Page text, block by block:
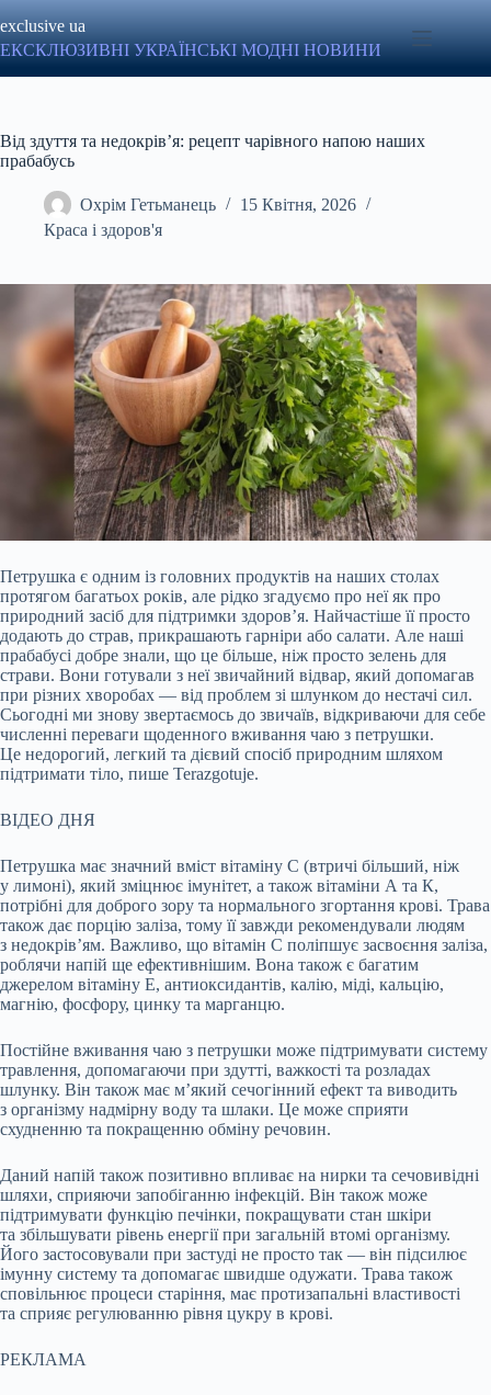
до
вмісту
exclusive ua
ЕКСКЛЮЗИВНІ УКРАЇНСЬКІ МОДНІ НОВИНИ
Від здуття та недокрів’я: рецепт чарівного напою наших
прабабусь
Охрім Гетьманець
15 Квітня, 2026
Краса і здоров'я
Петрушка є одним із головних продуктів на наших столах
протягом багатьох років, але рідко згадуємо про неї як про
природний засіб для підтримки здоров’я. Найчастіше їїпросто
додають до страв, прикрашають гарніри або салати. Але наші
прабабусі добре знали, що це більше, ніж просто зелень для
страви. Вони готували з неї звичайний відвар, який допомагав
при різних хворобах — від проблем зі шлунком до нестачі сил.
Сьогодні ми знову звертаємось до звичаїв, відкриваючи для себе
численні переваги щоденного вживання чаю з петрушки.
Це недорогий, легкий та дієвий спосіб природним шляхом
підтримати тіло, пише Terazgotuje.
ВІДЕО ДНЯ
Петрушка має значний вміст вітаміну С (втричі більший, ніж
у лимоні), який зміцнює імунітет, а також вітаміни А та К,
потрібні для доброго зору та нормального згортання крові. Трава
також дає порцію заліза, тому її завжди рекомендували людям
з недокрів’ям. Важливо, що вітамін С поліпшує засвоєння заліза,
роблячи напій ще ефективнішим. Вона також є багатим
джерелом вітаміну Е, антиоксидантів, калію, міді, кальцію,
магнію, фосфору, цинку та марганцю.
Постійне вживання чаю з петрушки може підтримувати систему
травлення, допомагаючи при здутті, важкості та розладах
шлунку. Він також має м’який сечогінний ефект та виводить
з організму надмірну воду та шлаки. Це може сприяти
схудненню та покращенню обміну речовин.
Даний напій також позитивно впливає на нирки та сечовивідні
шляхи, сприяючи запобіганню інфекцій. Він також може
підтримувати функцію печінки, покращувати стан шкіри
та збільшувати рівень енергії при загальній втомі організму.
Його застосовували при застуді не просто так — він підсилює
імунну систему та допомагає швидше одужати. Трава також
сповільнює процеси старіння, має протизапальні властивості
та сприяє регулюванню рівня цукру в крові.
РЕКЛАМА